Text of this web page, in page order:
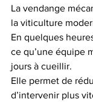
La vendange
la viticulture
En quelques
ce qu’une équipe
jours à cueillir.
Elle permet de
d’intervenir plus